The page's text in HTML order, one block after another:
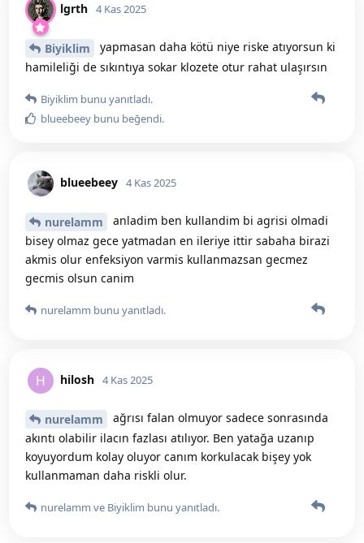
lgrth 4 Kas 2025
Biyiklim
yapmasan daha kötü niye riske atıyorsun ki
hamileliği de sıkıntıya sokar klozete otur rahat ulaşırsın
Biyiklim bunu yanıtladı.
blueebeey bunu beğendi.
blueebeey 4 Kas 2025
nurelamm
anladim ben kullandim bi agrisi olmadi
bisey olmaz gece yatmadan en ileriye ittir sabaha birazi
akmis olur enfeksiyon varmis kullanmazsan gecmez
gecmis olsun canim
nurelamm bunu yanıtladı.
H hilosh 4 Kas 2025
nurelamm
ağrısı falan olmuyor sadece sonrasında
akıntı olabilir ilacın fazlası atılıyor. Ben yatağa uzanıp
koyuyordum kolay oluyor canım korkulacak bişey yok
kullanmaman daha riskli olur.
nurelamm ve Biyiklim bunu yanıtladı.